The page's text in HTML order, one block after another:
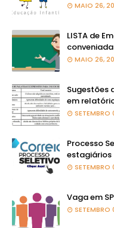
MAIO 26,
LISTA de
MAIO 26,
Sugestões
em
SETEMBRO
Processo
estagiários
SETEMBRO
Vaga em
SETEMBRO